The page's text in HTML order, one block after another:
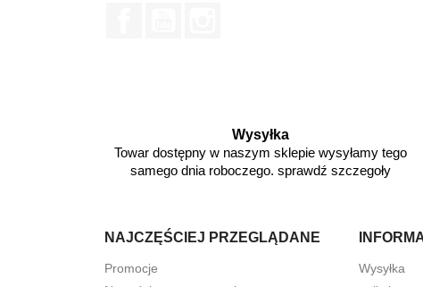
Wysyłka
Towar dostępny w naszym sklepie wysyłamy tego
samego dnia roboczego. sprawdź szczegoły
NAJCZĘŚCIEJ PRZEGLĄDANE
Promocje
Wysyłka